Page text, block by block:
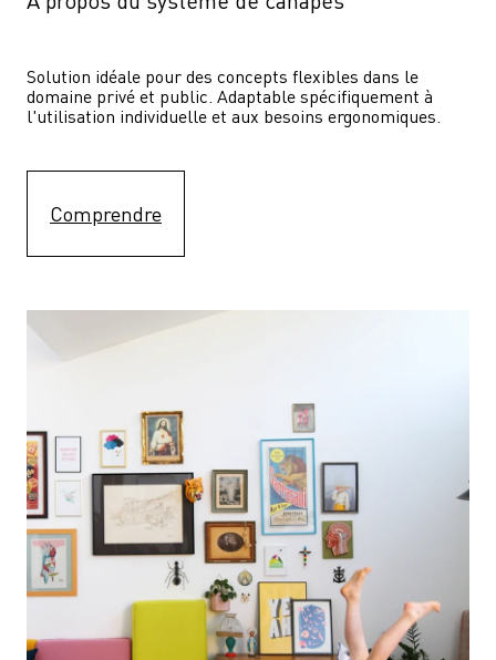
Solution idéale pour des concepts flexibles dans le
domaine privé et public. Adaptable spécifiquement à
l'utilisation individuelle et aux besoins ergonomiques.
Comprendre